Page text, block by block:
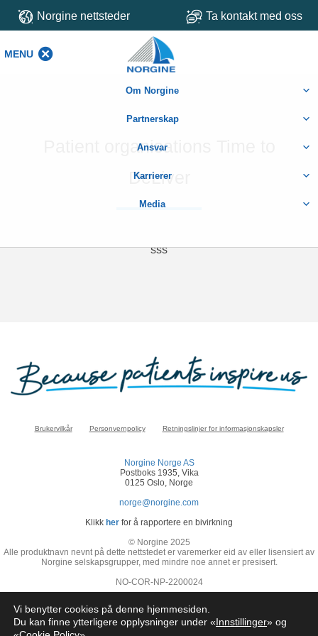
Norgine nettsteder Ta kontakt med oss
MENU
Om Norgine
Partnerskap
Ansvar
Karrierer
Media
Patient organisations Time to
DeLiver
sss
Brukervilkår Personvernpolicy Retningslinjer for informasjonskapsler
Norgine Norge AS
Postboks 1935, Vika
0125 Oslo, Norge
norge@norgine.com
Klikk her for å rapportere en bivirkning
© Norgine 2025
Alle produktnavn nevnt på dette nettstedet er varemerker eid av eller lisensiert av
Norgine selskapsgrupper, med mindre noe annet er presisert.
NO-COR-NP-2200024
Vi benytter cookies på denne hjemmesiden.
Du kan finne ytterligere opplysninger under «Innstillinger» og